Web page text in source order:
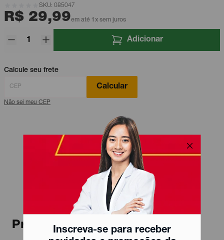
Inscreva-se para receber
SKU: 085047
R$ 29,99em até 1x sem juros
Adicionar
Calcule seu frete
Calcular
Não sei meu CEP
Produtos relacionados